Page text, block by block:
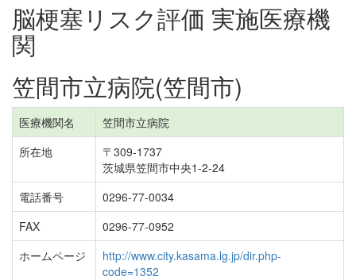
脳梗塞リスク評価 実施医療機
関
笠間市立病院(笠間市)
医療機関名
笠間市立病院
所在地
〒309-1737
茨城県笠間市中央1-2-24
電話番号
0296-77-0034
FAX
0296-77-0952
ホームページ
http://www.city.kasama.lg.jp/dir.php-
code=1352